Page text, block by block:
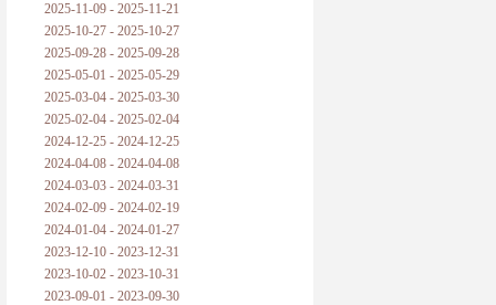
2025-11-09 - 2025-11-21
2025-10-27 - 2025-10-27
2025-09-28 - 2025-09-28
2025-05-01 - 2025-05-29
2025-03-04 - 2025-03-30
2025-02-04 - 2025-02-04
2024-12-25 - 2024-12-25
2024-04-08 - 2024-04-08
2024-03-03 - 2024-03-31
2024-02-09 - 2024-02-19
2024-01-04 - 2024-01-27
2023-12-10 - 2023-12-31
2023-10-02 - 2023-10-31
2023-09-01 - 2023-09-30